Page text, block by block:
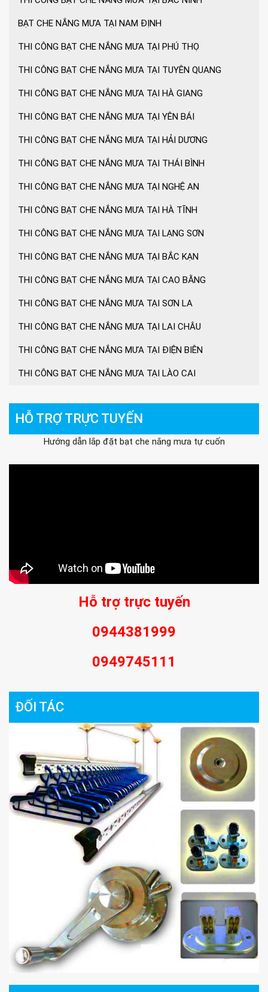
MẪU GIÀN PHƠI THÔNG MINH HOT NHẤT
BẠT CHE NẮNG MƯA TẠI NAM ĐỊNH
THI CÔNG BẠT CHE NẮNG MƯA TẠI PHÚ THỌ
THI CÔNG BẠT CHE NẮNG MƯA TẠI TUYÊN QUANG
THI CÔNG BẠT CHE NẮNG MƯA TẠI HÀ GIANG
THI CÔNG BẠT CHE NẮNG MƯA TẠI YÊN BÁI
THI CÔNG BẠT CHE NẮNG MƯA TẠI HẢI DƯƠNG
THI CÔNG BẠT CHE NẮNG MƯA TẠI THÁI BÌNH
THI CÔNG BẠT CHE NẮNG MƯA TẠI NGHỆ AN
THI CÔNG BẠT CHE NẮNG MƯA TẠI HÀ TĨNH
THI CÔNG BẠT CHE NẮNG MƯA TẠI LẠNG SƠN
THI CÔNG BẠT CHE NẮNG MƯA TẠI BẮC KẠN
THI CÔNG BẠT CHE NẮNG MƯA TẠI CAO BẰNG
THI CÔNG BẠT CHE NẮNG MƯA TẠI SƠN LA
THI CÔNG BẠT CHE NẮNG MƯA TẠI LAI CHÂU
THI CÔNG BẠT CHE NẮNG MƯA TẠI ĐIỆN BIÊN
THI CÔNG BẠT CHE NẮNG MƯA TẠI LÀO CAI
HỖ TRỢ TRỰC TUYẾN
Hướng dẫn lắp đặt bạt che nắng mưa tự cuốn
Hỗ trợ trực tuyến
0944381999
0949745111
ĐỐI TÁC